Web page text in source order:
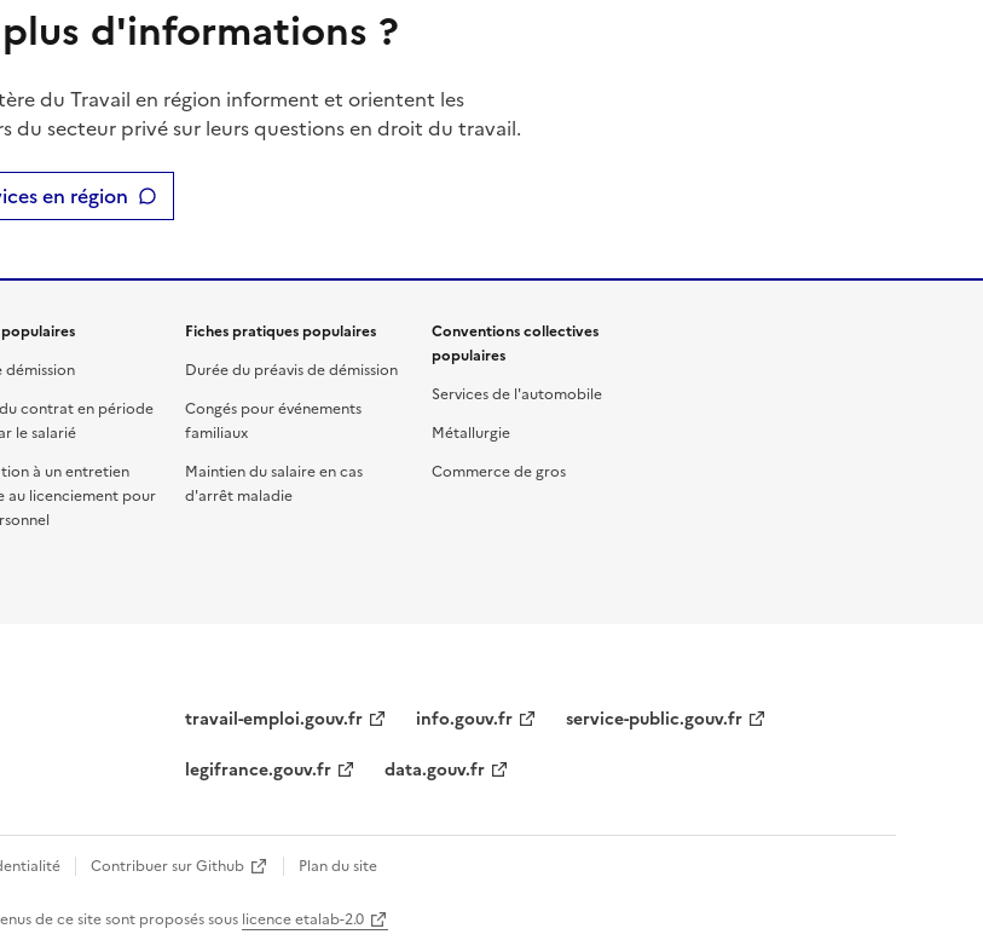
d'informations ?
du Travail en région informent et orientent les
du secteur privé sur leurs questions en droit du travail.
en région
démission
contrat en période
le salarié
à un entretien
au licenciement pour
Fiches pratiques populaires
Durée du préavis de démission
Congés pour événements
familiaux
Maintien du salaire en cas
d'arrêt maladie
Conventions collectives
populaires
Services de l'automobile
Métallurgie
Commerce de gros
travail-emploi.gouv.fr info.gouv.fr
service-public.gouv.fr
legifrance.gouv.fr
data.gouv.fr
Contribuer sur Github Plan du site
de ce site sont proposés sous licence etalab-2.0